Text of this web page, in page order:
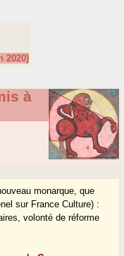
2020)
à
monarque, que
sur France Culture) :
volonté de réforme